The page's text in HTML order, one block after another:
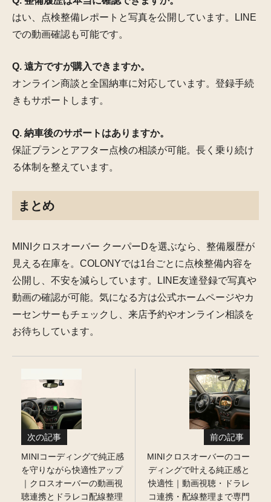
はい、点検整備レポートと写真を公開しています。LINE
での動画確認も可能です。
Q. 遠方ですが購入できますか。
オンライン商談と全国納車に対応しています。登録手続
きもサポートします。
Q. 納車後のサポートはありますか。
保証プランとアフター点検の相談が可能。長く乗り続け
る体制を整えています。
まとめ
MINIクロスオーバー クーパーDを選ぶなら、整備履歴が
見える在庫を。COLONYでは1台ごとに点検整備内容を
公開し、不安を減らしています。LINE友達登録で写真や
動画の確認が可能。気になる方は公式ホームページやカ
ーセンサーもチェックし、来店予約やオンライン相談を
お待ちしています。
次の記事
MINIコーディングで純正感
を守りながら快適性アップ
｜クロスオーバーの動画視
聴連携とドラレコ配線整理
前の記事
MINIクロスオーバーのコー
ディングで叶える純正感と
快適性｜動画視聴・ドラレ
コ連携・配線整理まで専門